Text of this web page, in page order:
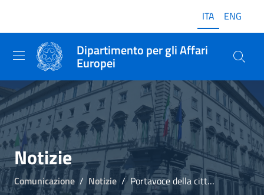
ITA ENG
Dipartimento per gli Affari
Europei
Notizie
Comunicazione Notizie Portavoce della cittadinanza europea 2020